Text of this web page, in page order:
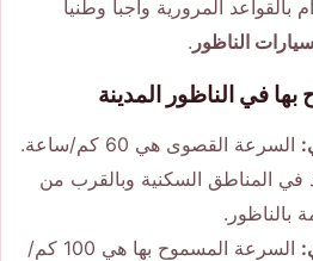
بالقواعد المرورية واجباً وطنياً
الناظور .
في الناظور المدينة
السرعة القصوى هي 60 كم/ساعة.
في المناطق السكنية وبالقرب من
بالناظور.
السرعة المسموح بها هي 100 كم/